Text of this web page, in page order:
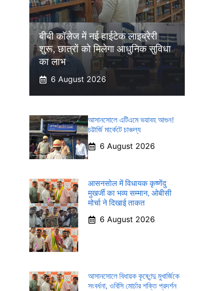
बीबी कॉलेज में नई हाईटेक लाइब्रेरी
शुरू, छात्रों को मिलेगा आधुनिक सुविधा
का लाभ
6 August 2026
আসানসোলে এটিএমে ভয়াবহ আগুন!
চট্টার্জি মার্কেটে চাঞ্চল্য
6 August 2026
आसनसोल में विधायक कृष्णेंदु
मुखर्जी का भव्य सम्मान, ओबीसी
मोर्चा ने दिखाई ताकत
6 August 2026
আসানসোলে বিধায়ক কৃষ্ণেন্দু মুখার্জিকে
সংবর্ধনা, ওবিসি মোর্চার শক্তি প্রদর্শন